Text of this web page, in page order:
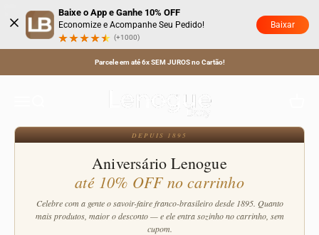
Baixe o App e Ganhe 10% OFF
Economize e Acompanhe Seu Pedido!
(+1000)
Baixar
Parcele em até 6x SEM JUROS no Cartão!
Mobile Musical
Explore o universo infantil com nossos mobiles musicais para berço,
bebê.
DEPUIS 1895
Aniversário Lenogue
até 10% OFF no carrinho
Celebre com a gente o savoir-faire franco-brasileiro desde 1895. Quanto
mais produtos, maior o desconto — e ele entra sozinho no carrinho, sem
cupom.